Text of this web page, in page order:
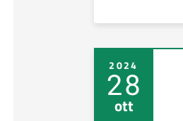
2024
28
ott